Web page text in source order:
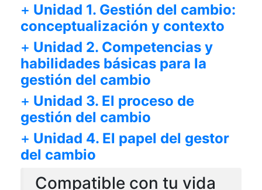
+ Unidad 1. Gestión del cambio:
conceptualización y contexto
+ Unidad 2. Competencias y
habilidades básicas para la
gestión del cambio
+ Unidad 3. El proceso de
gestión del cambio
+ Unidad 4. El papel del gestor
del cambio
Compatible con tu vida